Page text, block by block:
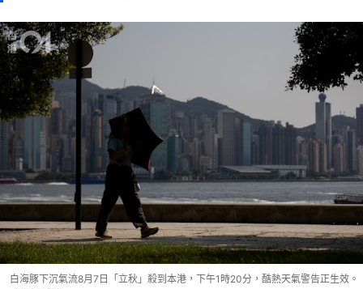
白海豚下沉氣流8月7日「立秋」殺到本港，下午1時20分，酷熱天氣警告正生效。